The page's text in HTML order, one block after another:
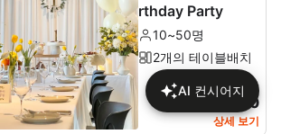
rthday Party
10~50명
2개의 테이블배치
1인당 예상가
₩137,680
상세 보기
AI 컨시어지